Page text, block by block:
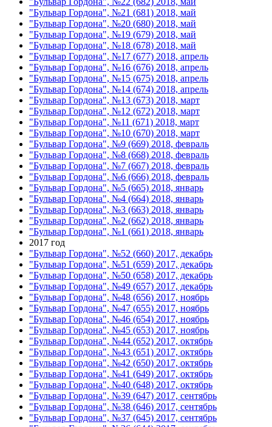
"Бульвар Гордона", №21 (681) 2018, май
"Бульвар Гордона", №20 (680) 2018, май
"Бульвар Гордона", №19 (679) 2018, май
"Бульвар Гордона", №18 (678) 2018, май
"Бульвар Гордона", №17 (677) 2018, апрель
"Бульвар Гордона", №16 (676) 2018, апрель
"Бульвар Гордона", №15 (675) 2018, апрель
"Бульвар Гордона", №14 (674) 2018, апрель
"Бульвар Гордона", №13 (673) 2018, март
"Бульвар Гордона", №12 (672) 2018, март
"Бульвар Гордона", №11 (671) 2018, март
"Бульвар Гордона", №10 (670) 2018, март
"Бульвар Гордона", №9 (669) 2018, февраль
"Бульвар Гордона", №8 (668) 2018, февраль
"Бульвар Гордона", №7 (667) 2018, февраль
"Бульвар Гордона", №6 (666) 2018, февраль
"Бульвар Гордона", №5 (665) 2018, январь
"Бульвар Гордона", №4 (664) 2018, январь
"Бульвар Гордона", №3 (663) 2018, январь
"Бульвар Гордона", №2 (662) 2018, январь
"Бульвар Гордона", №1 (661) 2018, январь
2017 год
"Бульвар Гордона", №52 (660) 2017, декабрь
"Бульвар Гордона", №51 (659) 2017, декабрь
"Бульвар Гордона", №50 (658) 2017, декабрь
"Бульвар Гордона", №49 (657) 2017, декабрь
"Бульвар Гордона", №48 (656) 2017, ноябрь
"Бульвар Гордона", №47 (655) 2017, ноябрь
"Бульвар Гордона", №46 (654) 2017, ноябрь
"Бульвар Гордона", №45 (653) 2017, ноябрь
"Бульвар Гордона", №44 (652) 2017, октябрь
"Бульвар Гордона", №43 (651) 2017, октябрь
"Бульвар Гордона", №42 (650) 2017, октябрь
"Бульвар Гордона", №41 (649) 2017, октябрь
"Бульвар Гордона", №40 (648) 2017, октябрь
"Бульвар Гордона", №39 (647) 2017, сентябрь
"Бульвар Гордона", №38 (646) 2017, сентябрь
"Бульвар Гордона", №37 (645) 2017, сентябрь